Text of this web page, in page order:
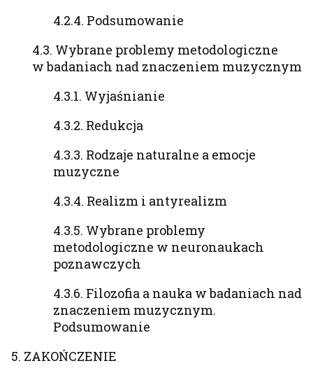
4.2.4. Podsumowanie
4.3. Wybrane problemy metodologiczne
w badaniach nad znaczeniem muzycznym
4.3.1. Wyjaśnianie
4.3.2. Redukcja
4.3.3. Rodzaje naturalne a emocje
muzyczne
4.3.4. Realizm i antyrealizm
4.3.5. Wybrane problemy
metodologiczne w neuronaukach
poznawczych
4.3.6. Filozofia a nauka w badaniach nad
znaczeniem muzycznym.
Podsumowanie
5. ZAKOŃCZENIE